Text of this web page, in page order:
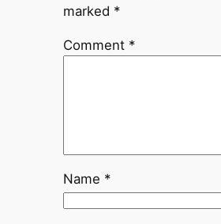
marked *
Comment *
Name *